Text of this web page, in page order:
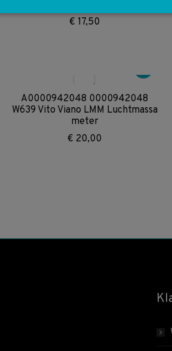
€ 17,50
A0000942048 0000942048
W639 Vito Viano LMM Luchtmassa
meter
€ 20,00